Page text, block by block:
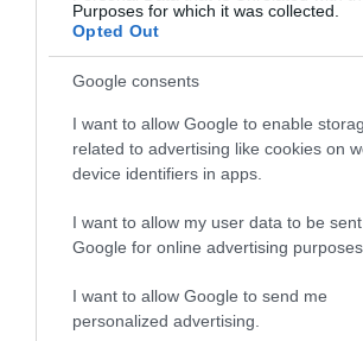
Purposes for which it was collected.
Opted Out
Google consents
I want to allow Google to enable
related to advertising like cookies on
device identifiers in apps.
I want to allow my user data to be
Google for online advertising purposes.
I want to allow Google to send me
personalized advertising.
Αγροτικές ενισχύσεις: Ποιοι θα
λάβουν νωρίτερα τις
προκαταβολές
08.08.2026 | 18:00
Σε πελάγη ευτυχίας
για τρίτη φορά παππούς!
08.08.2026 | 17:40
Ευρυδίκη Βαλαβάνη: Οι
οικογενειακές διακοπές στην